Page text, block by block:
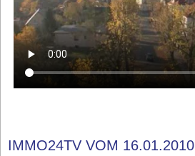
IMMO24TV VOM 16.01.2010